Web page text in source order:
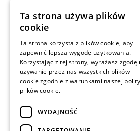
Siedlisko Milachowo
Rolbik 22H
89-634 Rolbik
info@milachowo.com
+48 59 724 77 50
Ta strona używa plików
cookie
Ta strona korzysta z plików cookie, aby
zapewnić lepszą wygodę użytkowania.
Korzystając z tej strony, wyrażasz zgodę
używanie przez nas wszystkich plików
cookie zgodnie z warunkami naszej
plików cookie.
WYDAJNOŚĆ